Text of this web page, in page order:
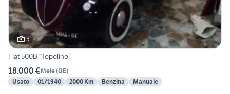
5
Fiat 500B “Topolino”
18.000 €Mele(GE)
Usato
01/1940 2000 Km Benzina Manuale